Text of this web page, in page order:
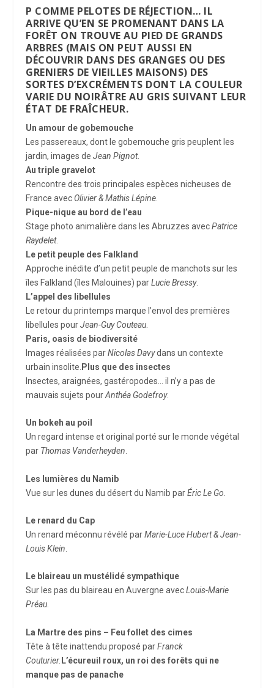
P COMME PELOTES DE RÉJECTION… IL
ARRIVE QU’EN SE PROMENANT DANS LA
FORÊT ON TROUVE AU PIED DE GRANDS
ARBRES (MAIS ON PEUT AUSSI EN
DÉCOUVRIR DANS DES GRANGES OU DES
GRENIERS DE VIEILLES MAISONS) DES
SORTES D’EXCRÉMENTS DONT LA COULEUR
VARIE DU NOIRÂTRE AU GRIS SUIVANT LEUR
ÉTAT DE FRAÎCHEUR.
Un amour de gobemouche
Les passereaux, dont le gobemouche gris peuplent les
jardin, images deJean Pignot.
Au triple gravelot
Rencontre des trois principales espèces nicheuses de
France avec Olivier & Mathis Lépine
Pique-nique au bord de l’eau
Stage photo animalière dans les Abruzzes avecPatrice
Raydelet.
Le petit peuple des Falkland
Approche inédite d’un petit peuple de manchots sur les
îles Falkland (îles Malouines) parLucie Bressy.
L’appel des libellules
Le retour du printemps marque l’envol des premières
libellules pourJean-Guy Couteau
Paris, oasis de biodiversité
Images réalisées parNicolas Davydans un contexte
urbain insolite. Plus que des insectes
Insectes, araignées, gastéropodes… il n’y a pas de
mauvais sujets pourAnthéa Godefroy.
Un bokeh au poil
Un regard intense et original porté sur le monde végétal
par Thomas Vanderheyden.
Les lumières du Namib
Vue sur les dunes du désert du Namib parÉric Le Go
Le renard du Cap
Un renard méconnu révélé parMarie-Luce Hubert & Jean-
Louis Klein
Le blaireau un mustélidé sympathique
Sur les pas du blaireau en Auvergne avecLouis-Marie
Préau.
La Martre des pins – Feu follet des cimes
Tête à tête inattendu proposé parFranck
Couturier. L’écureuil roux, un roi des forêts qui ne
manque pas de panache